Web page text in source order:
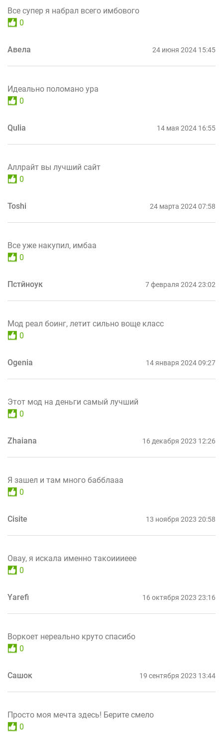
Все супер я набрал всего имбового
0
Авела 24 июня 2024 15:45
Идеально поломано ура
0
Qulia 14 мая 2024 16:55
Аллрайт вы лучший сайт
0
Toshi 24 марта 2024 07:58
Все уже накупил, имбаа
0
Пстйноук 7 февраля 2024 23:02
Мод реал боинг, летит сильно воще класс
0
Ogenia 14 января 2024 09:27
Этот мод на деньги самый лучший
0
Zhaiana 16 декабря 2023 12:26
Я зашел и там много бабблааа
0
Cisite 13 ноября 2023 20:58
Овау, я искала именно такоиииеее
0
Yarefi 16 октября 2023 23:16
Воркоет нереально круто спасибо
0
Сашок 19 сентября 2023 13:44
Просто моя мечта здесь! Берите смело
0